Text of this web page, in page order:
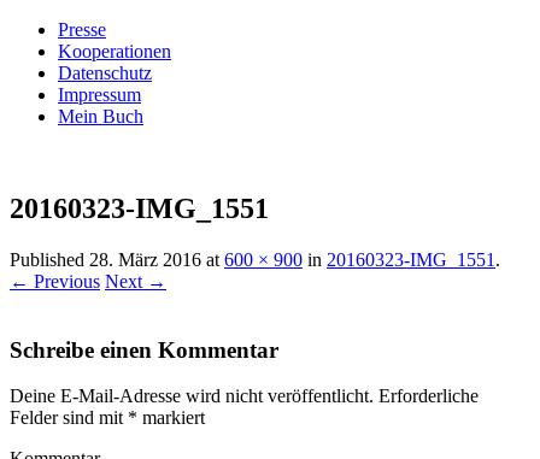
Presse
Kooperationen
Datenschutz
Impressum
Mein Buch
Villa König
20160323-IMG_1551
Published 28. März 2016 at 600 × 900 in 20160323-IMG_1551 .
← Previous Next →
Schreibe einen Kommentar
Deine E-Mail-Adresse wird nicht veröffentlicht. Erforderliche
Felder sind mit * markiert